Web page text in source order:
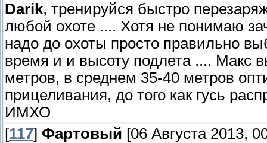
Darik, тренируйся быстро
любой охоте .... Хотя не понимаю
надо до охоты просто правильно
время и и высоту подлета .... Макс
метров, в среднем 35-40 метров
прицеливания, до того как гусь
ИМХО
[117] Фартовый [06 Августа 2013,